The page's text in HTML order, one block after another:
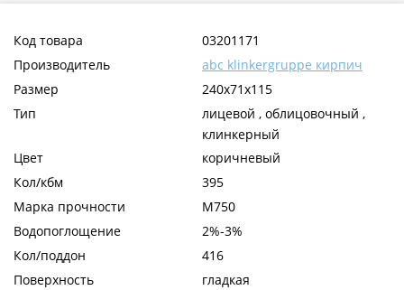
Код товара
03201171
Производитель
abc klinkergruppe кирпич
Размер
240x71x115
Тип
лицевой , облицовочный ,
клинкерный
Цвет
коричневый
Кол/кбм
395
Марка прочности
М750
Водопоглощение
2%-3%
Кол/поддон
416
Поверхность
гладкая